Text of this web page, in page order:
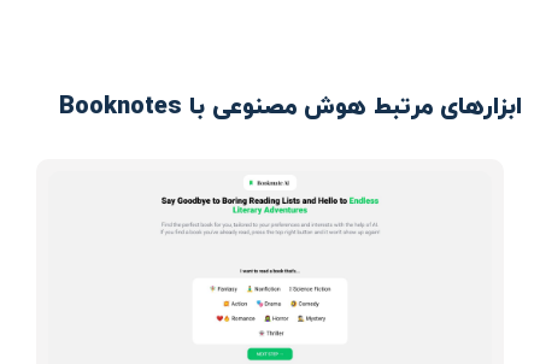
ابزارهای مرتبط هوش مصنوعی با Booknotes